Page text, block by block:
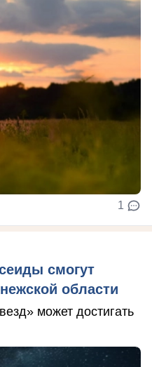
1
смогут
области
может достигать